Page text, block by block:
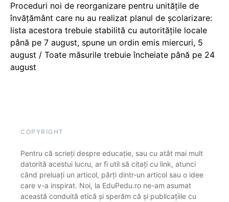
Proceduri noi de reorganizare pentru unitățile de
învățământ care nu au realizat planul de școlarizare:
lista acestora trebuie stabilită cu autoritățile locale
până pe 7 august, spune un ordin emis miercuri, 5
august / Toate măsurile trebuie încheiate până pe 24
august
COPYRIGHT
Pentru că scrieți despre educație, sau cu atât mai mult
datorită acestui lucru, ar fi util să citați cu link, atunci
când preluați un articol, părți dintr-un articol sau o idee
care v-a inspirat. Noi, la EduPedu.ro ne-am asumat
această conduită etică și sperăm că și publicațiile cu